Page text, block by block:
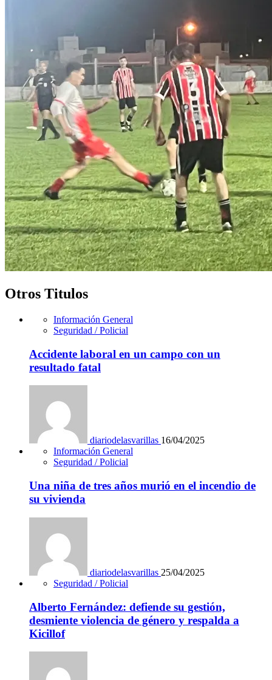
Otros Titulos
Información General
Seguridad / Policial
Accidente laboral en un campo con un
resultado fatal
diariodelasvarillas 16/04/2025
Información General
Seguridad / Policial
Una niña de tres años murió en el incendio de
su vivienda
diariodelasvarillas 25/04/2025
Seguridad / Policial
Alberto Fernández: defiende su gestión,
desmiente violencia de género y respalda a
Kicillof